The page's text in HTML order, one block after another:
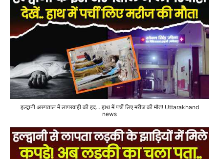
हल्द्वानी अस्पताल में लापरवाही की हद... हाथ में पर्ची लिए मरीज की मौत! Uttarakhand
news